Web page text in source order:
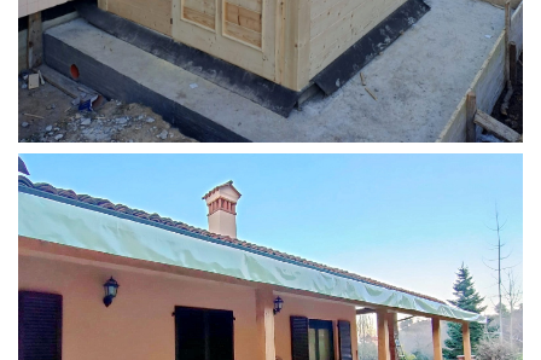
STRUTTURA ADDOSSATA PER LOCALE CALDAIA